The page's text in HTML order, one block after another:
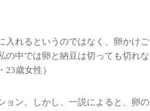
入れるというのではなく、卵かけご
の中では卵と納豆は切っても切れな
歳女性）
ン。しかし、一説によると、卵の